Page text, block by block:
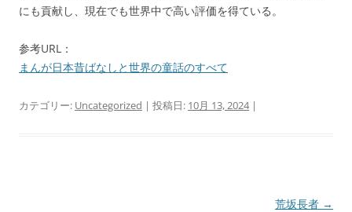
にも貢献し、現在でも世界中で高い評価を得ている。
参考URL：
まんが日本昔ばなしと世界の童話のすべて
カテゴリー: Uncategorized | 投稿日: 10月 13, 2024|
荒坂長者 →